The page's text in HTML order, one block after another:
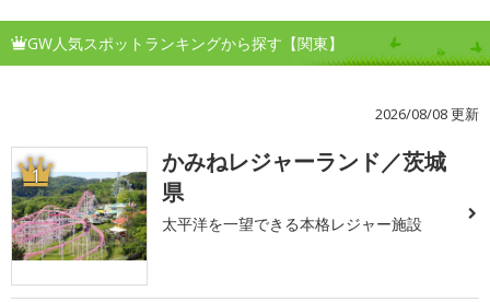
GW人気スポットランキングから探す【関東】
2026/08/08 更新
1
かみねレジャーランド／茨城
県
太平洋を一望できる本格レジャー施設